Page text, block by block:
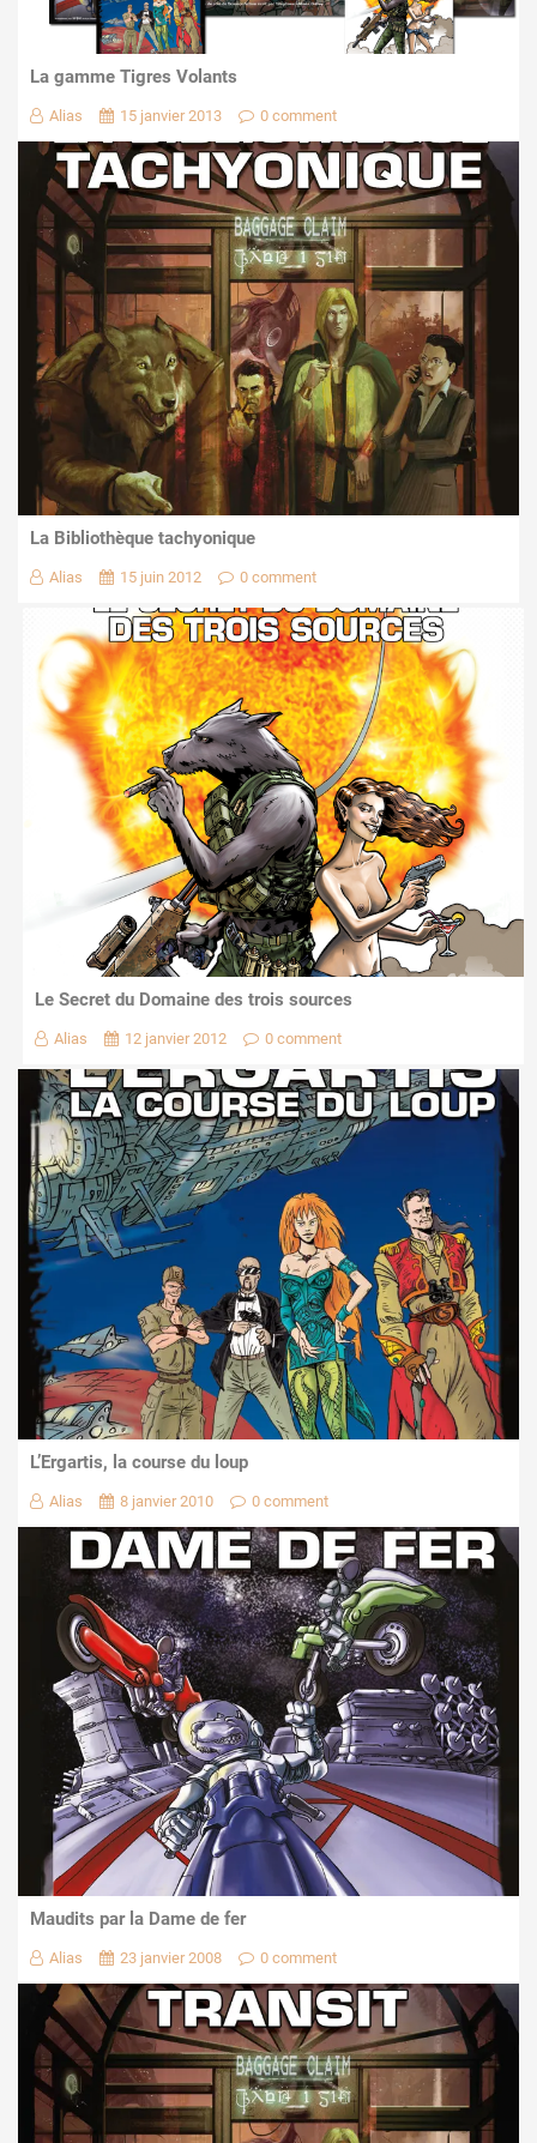
La gamme Tigres Volants
Alias 15 janvier 2013 0 comment
La Bibliothèque tachyonique
Alias 15 juin 2012 0 comment
Le Secret du Domaine des trois sources
Alias 12 janvier 2012 0 comment
L’Ergartis, la course du loup
Alias 8 janvier 2010 0 comment
Maudits par la Dame de fer
Alias 23 janvier 2008 0 comment